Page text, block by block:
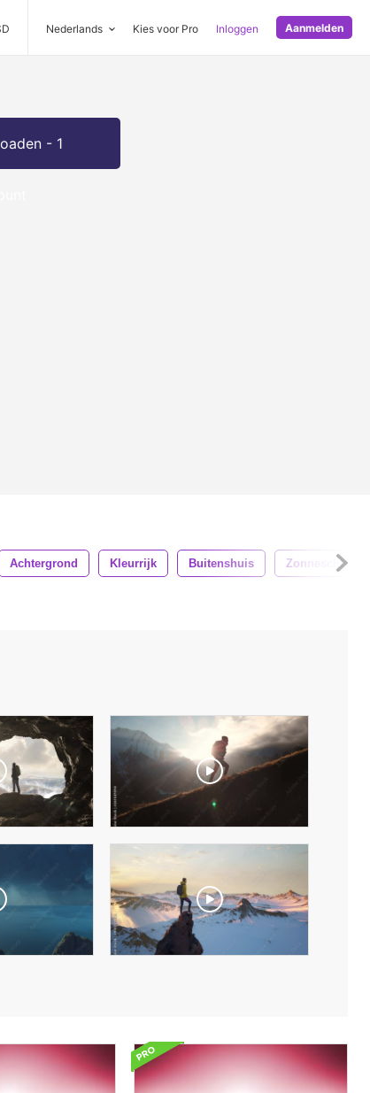
Nederlands Kies voor Pro Inloggen Aanmelden
- 1
Achtergrond Kleurrijk Buitenshuis Zonneschijn